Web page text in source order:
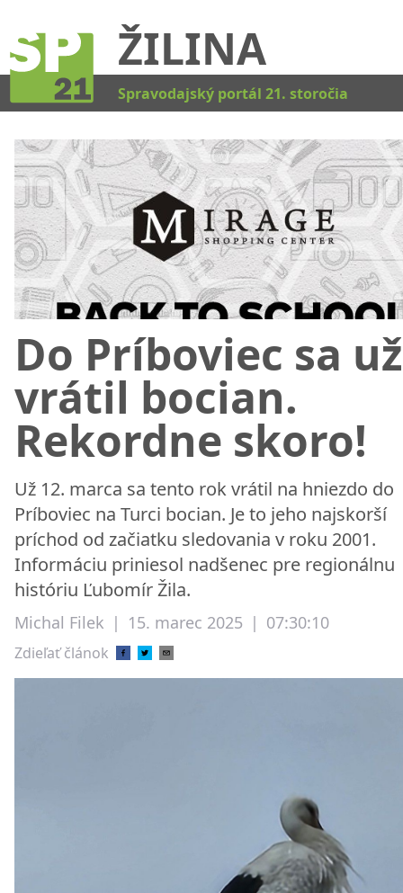
ŽILINA
Spravodajský portál 21. storočia
Do Príboviec sa už
vrátil bocian.
Rekordne skoro!
Už 12. marca sa tento rok vrátil na hniezdo do
Príboviec na Turci bocian. Je to jeho najskorší
príchod od začiatku sledovania v roku 2001.
Informáciu priniesol nadšenec pre regionálnu
históriu Ľubomír Žila.
Michal Filek | 15. marec 2025 | 07:30:10
Zdieľať článok